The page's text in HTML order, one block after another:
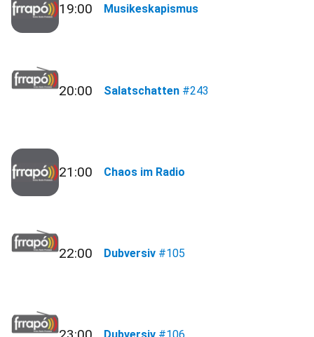
19:00 Musikeskapismus
20:00 Salatschatten #243
21:00 Chaos im Radio
22:00 Dubversiv #105